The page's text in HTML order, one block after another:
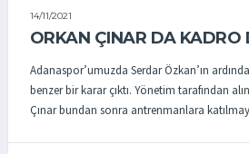
14/11/2021
ORKAN ÇINAR DA KADRO
Adanaspor’umuzda Serdar Özkan’ın
benzer bir karar çıktı. Yönetim tarafından
Çınar bundan sonra antrenmanlara